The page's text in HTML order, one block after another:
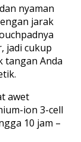
nyaman
jarak
jadi cukup
tangan Anda
awet
ion 3-cell
10 jam –